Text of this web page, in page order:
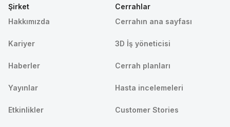
Şirket
Hakkımızda
Kariyer
Haberler
Yayınlar
Etkinlikler
Cerrahlar
Cerrahın ana sayfası
3D İş yöneticisi
Cerrah planları
Hasta incelemeleri
Customer Stories